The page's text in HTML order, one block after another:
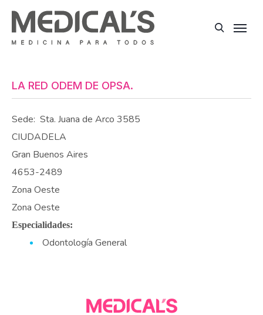
LA RED ODEM DE OPSA.
Sede: Sta. Juana de Arco 3585
CIUDADELA
Gran Buenos Aires
4653-2489
Zona Oeste
Zona Oeste
Especialidades:
Odontología General